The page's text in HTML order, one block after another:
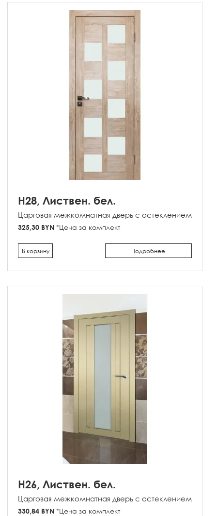
H28, Листвен. бел.
Царговая межкомнатная дверь с остеклением
325,30 BYN *Цена за комплект
Подробнее
В корзину
H26, Листвен. бел.
Царговая межкомнатная дверь с остеклением
330,84 BYN *Цена за комплект